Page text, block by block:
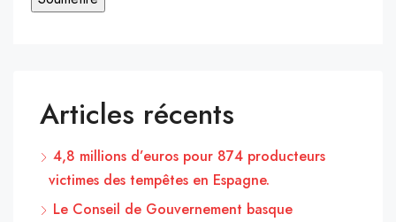
Articles récents
4,8 millions d’euros pour 874 producteurs
victimes des tempêtes en Espagne.
Le Conseil de Gouvernement basque